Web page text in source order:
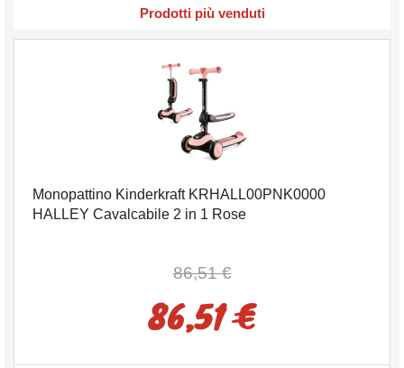
Prodotti più venduti
Monopattino Kinderkraft KRHALL00PNK0000
HALLEY Cavalcabile 2 in 1 Rose
86,51 €
86,51 €